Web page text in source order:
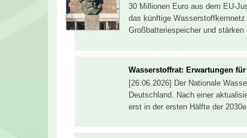
30 Millionen Euro aus dem EU-
das künftige
Großbatteriespeicher und
Wasserstoffrat: Erwartungen
[26.06.2026] Der Nationale
Deutschland. Nach einer
erst in der ersten Hälfte der